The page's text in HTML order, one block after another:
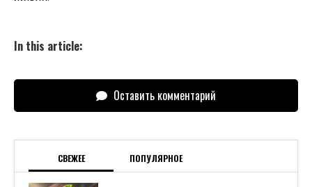
In this article:
Оставить комментарий
СВЕЖЕЕ ПОПУЛЯРНОЕ